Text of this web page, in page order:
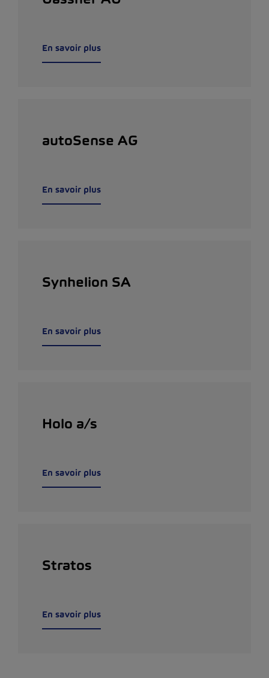
En savoir plus
autoSense AG
En savoir plus
Synhelion SA
En savoir plus
Holo a/s
En savoir plus
Stratos
En savoir plus